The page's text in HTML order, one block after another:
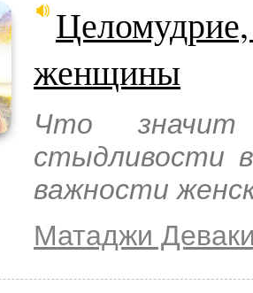
женщины
Что значит
стыдливости
важности
Матаджи